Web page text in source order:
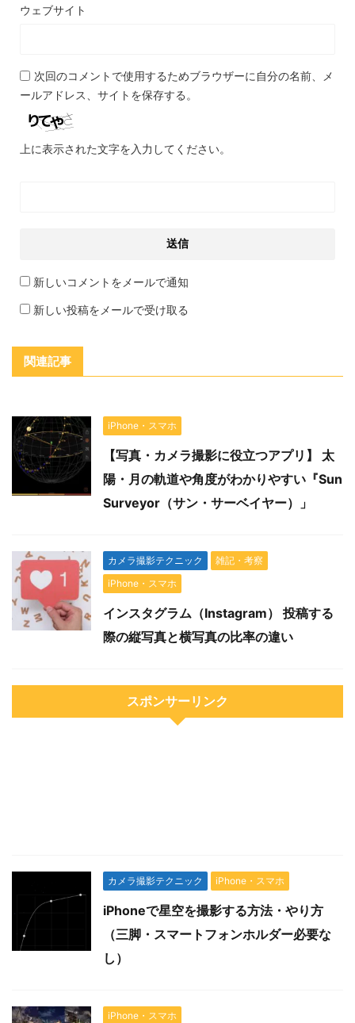
ウェブサイト
次回のコメントで使用するためブラウザーに自分の名前、メ
ールアドレス、サイトを保存する。
上に表示された文字を入力してください。
新しいコメントをメールで通知
新しい投稿をメールで受け取る
関連記事
iPhone・スマホ
【写真・カメラ撮影に役立つアプリ】 太
陽・月の軌道や角度がわかりやすい『Sun
Surveyor（サン・サーベイヤー）」
カメラ撮影テクニック
雑記・考察
iPhone・スマホ
インスタグラム（Instagram） 投稿する
際の縦写真と横写真の比率の違い
スポンサーリンク
カメラ撮影テクニック iPhone・スマホ
iPhoneで星空を撮影する方法・やり方
（三脚・スマートフォンホルダー必要な
し）
iPhone・スマホ